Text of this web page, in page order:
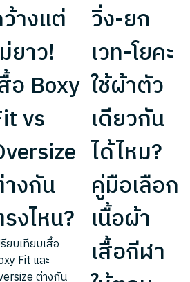
างแต่
ยาว!
อ Boxy
vs
งกัน
งไหน?
ยบเทียบเสื้อ
Fit และ
ต่างกัน
วิ่ง-ยก
เวท-โยคะ
ใช้ผ้าตัว
เดียวกัน
ได้ไหม?
คู่มือเลือก
เนื้อผ้า
เสื้อกีฬา